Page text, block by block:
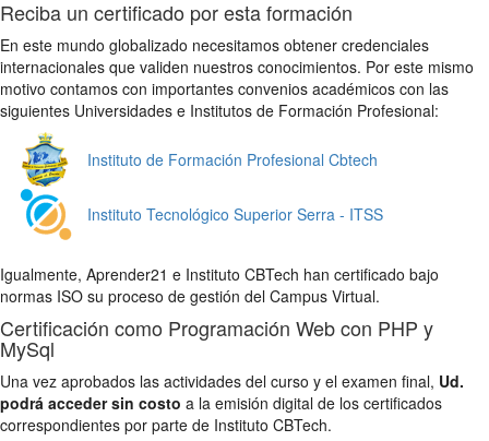
Reciba un certificado por esta formación
En este mundo globalizado necesitamos obtener credenciales
internacionales que validen nuestros conocimientos. Por este mismo
motivo contamos con importantes convenios académicos con las
siguientes Universidades e Institutos de Formación Profesional:
Instituto de Formación Profesional Cbtech
Instituto Tecnológico Superior Serra - ITSS
Igualmente, Aprender21 e Instituto CBTech han certificado bajo
normas ISO su proceso de gestión del Campus Virtual.
Certificación como Programación Web con PHP y
MySql
Una vez aprobados las actividades del curso y el examen final, Ud.
podrá acceder sin costo a la emisión digital de los certificados
correspondientes por parte de Instituto CBTech.